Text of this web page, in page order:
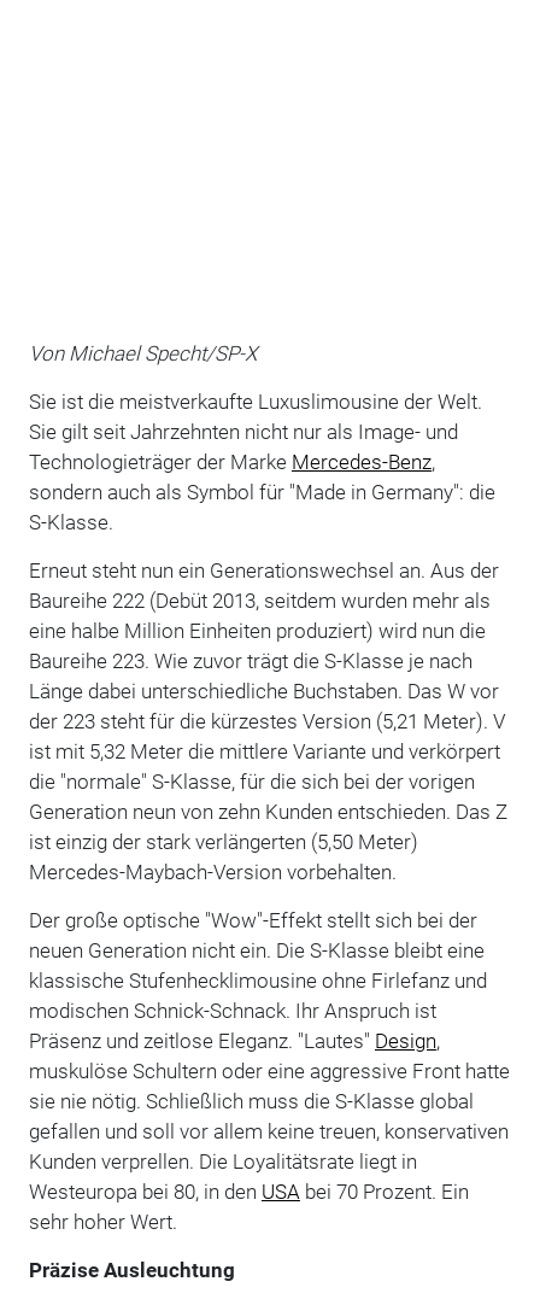
Von Michael Specht/SP-X
Sie ist die meistverkaufte Luxuslimousine der Welt.
Sie gilt seit Jahrzehnten nicht nur als Image- und
Technologieträger der Marke Mercedes-Benz,
sondern auch als Symbol für "Made in Germany": die
S-Klasse.
Erneut steht nun ein Generationswechsel an. Aus der
Baureihe 222 (Debüt 2013, seitdem wurden mehr als
eine halbe Million Einheiten produziert) wird nun die
Baureihe 223. Wie zuvor trägt die S-Klasse je nach
Länge dabei unterschiedliche Buchstaben. Das W vor
der 223 steht für die kürzestes Version (5,21 Meter). V
ist mit 5,32 Meter die mittlere Variante und verkörpert
die "normale" S-Klasse, für die sich bei der vorigen
Generation neun von zehn Kunden entschieden. Das Z
ist einzig der stark verlängerten (5,50 Meter)
Mercedes-Maybach-Version vorbehalten.
Der große optische "Wow"-Effekt stellt sich bei der
neuen Generation nicht ein. Die S-Klasse bleibt eine
klassische Stufenhecklimousine ohne Firlefanz und
modischen Schnick-Schnack. Ihr Anspruch ist
Präsenz und zeitlose Eleganz. "Lautes" Design,
muskulöse Schultern oder eine aggressive Front hatte
sie nie nötig. Schließlich muss die S-Klasse global
gefallen und soll vor allem keine treuen, konservativen
Kunden verprellen. Die Loyalitätsrate liegt in
Westeuropa bei 80, in den USA bei 70 Prozent. Ein
sehr hoher Wert.
Präzise Ausleuchtung